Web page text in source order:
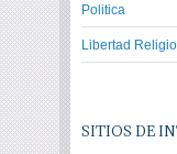
Politica
Libertad
SITIOS DE